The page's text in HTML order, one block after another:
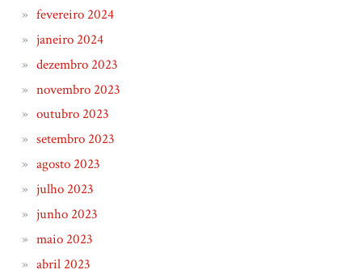
fevereiro 2024
janeiro 2024
dezembro 2023
novembro 2023
outubro 2023
setembro 2023
agosto 2023
julho 2023
junho 2023
maio 2023
abril 2023